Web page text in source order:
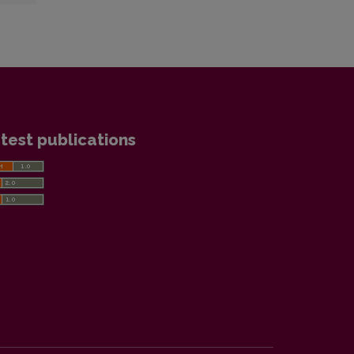
publications